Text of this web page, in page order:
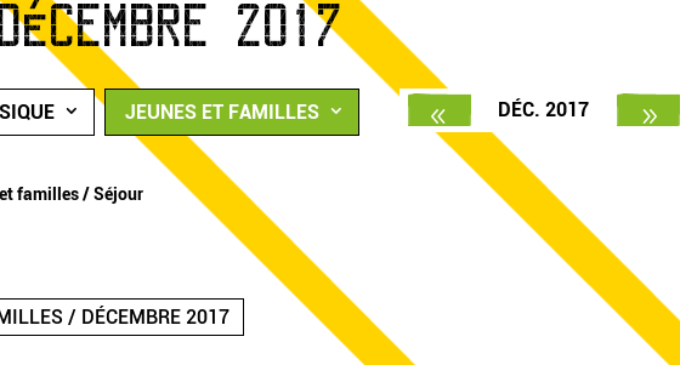
2017
DÉC. 2017
JEUNES ET FAMILLES
familles / Séjour
/ DÉCEMBRE 2017